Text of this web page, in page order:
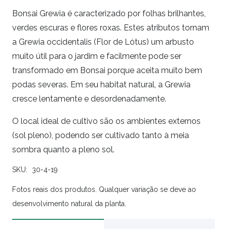
Bonsai Grewia é caracterizado por folhas brilhantes,
verdes escuras e flores roxas. Estes atributos tornam
a Grewia occidentalis (Flor de Lótus) um arbusto
muito útil para o jardim e facilmente pode ser
transformado em Bonsai porque aceita muito bem
podas severas. Em seu habitat natural, a Grewia
cresce lentamente e desordenadamente.
O local ideal de cultivo são os ambientes externos
(sol pleno), podendo ser cultivado tanto à meia
sombra quanto a pleno sol.
SKU: 30-4-19
Fotos reais dos produtos. Qualquer variação se deve ao
desenvolvimento natural da planta.